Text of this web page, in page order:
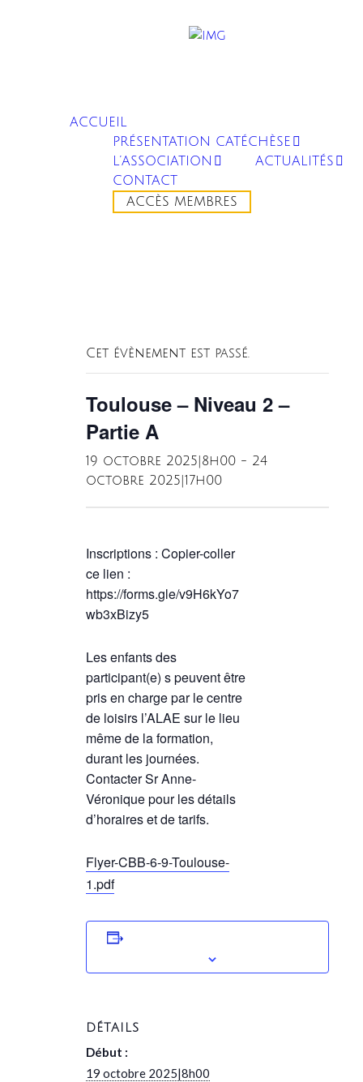
ACCUEIL
PRÉSENTATION CATÉCHÈSE
L’ASSOCIATION
ACTUALITÉS
CONTACT
ACCÈS MEMBRES
Cet évènement est passé.
Toulouse – Niveau 2 –
Partie A
19 octobre 2025|8h00 - 24
octobre 2025|17h00
Inscriptions : Copier-coller
ce lien :
https://forms.gle/v9H6kYo7
wb3xBizy5
Les enfants des
participant(e) s peuvent être
pris en charge par le centre
de loisirs l’ALAE sur le lieu
même de la formation,
durant les journées.
Contacter Sr Anne-
Véronique pour les détails
d’horaires et de tarifs.
Flyer-CBB-6-9-Toulouse-
1.pdf
DÉTAILS
Début :
19 octobre 2025|8h00